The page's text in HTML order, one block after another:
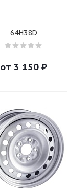
64H38D
от 3 150 ₽